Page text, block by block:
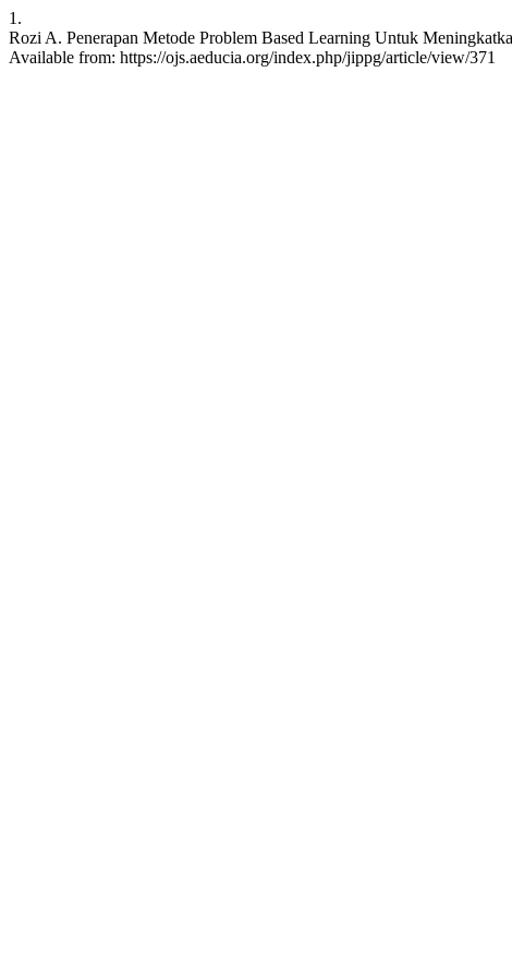
1.
Rozi A. Penerapan Metode Problem Based Learning Untuk
Available from: https://ojs.aeducia.org/index.php/jippg/article/view/371